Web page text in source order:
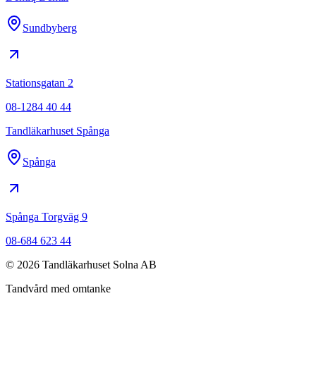
Sundbyberg
Stationsgatan 2
08-1284 40 44
Tandläkarhuset Spånga
Spånga
Spånga Torgväg 9
08-684 623 44
© 2026 Tandläkarhuset Solna AB
Tandvård med omtanke